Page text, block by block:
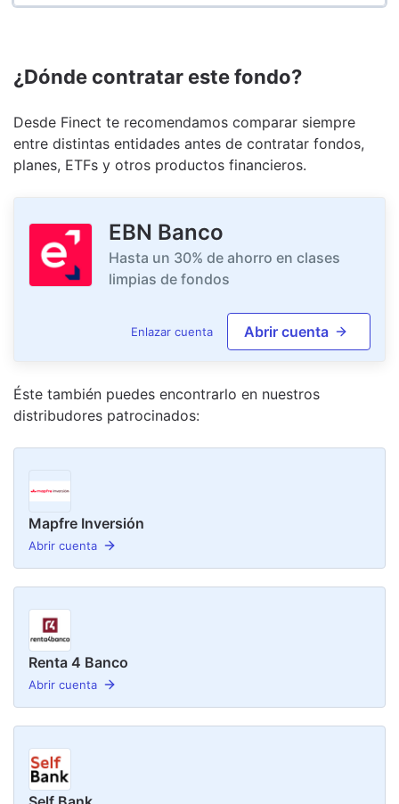
¿Dónde contratar este fondo?
Desde Finect te recomendamos comparar siempre
entre distintas entidades antes de contratar fondos,
planes, ETFs y otros productos financieros.
EBN Banco
Hasta un 30% de ahorro en clases
limpias de fondos
Enlazar cuenta Abrir cuenta
Éste también puedes encontrarlo en nuestros
distribudores patrocinados:
Mapfre Inversión
Abrir cuenta
Renta 4 Banco
Abrir cuenta